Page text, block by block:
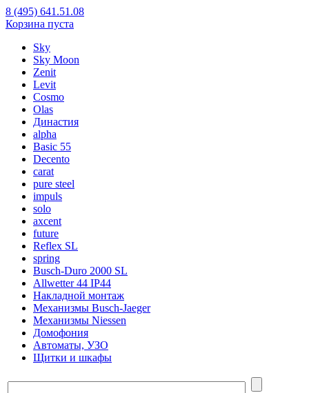
8 (495) 641.51.08
Корзина пуста
Sky
Sky Moon
Zenit
Levit
Cosmo
Olas
Династия
alpha
Basic 55
Decento
carat
pure steel
impuls
solo
axcent
future
Reflex SL
spring
Busch-Duro 2000 SL
Allwetter 44 IP44
Накладной монтаж
Механизмы Busch-Jaeger
Механизмы Niessen
Домофония
Автоматы, УЗО
Щитки и шкафы